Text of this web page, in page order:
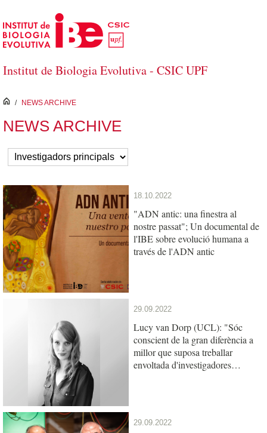
Salta al contingut principal
Institut de Biologia Evolutiva - CSIC UPF
inici
/ NEWS ARCHIVE
NEWS ARCHIVE
18.10.2022
"ADN antic: una finestra al
nostre passat"; Un documental de
l'IBE sobre evolució humana a
través de l'ADN antic
29.09.2022
Lucy van Dorp (UCL): "Sóc
conscient de la gran diferència a
millor que suposa treballar
envoltada d'investigadores
29.09.2022